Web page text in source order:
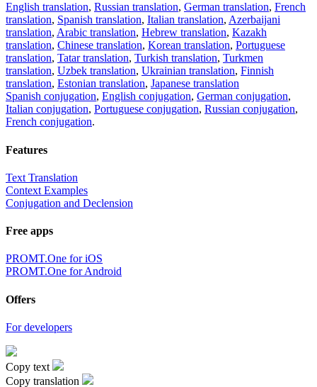
English translation, Russian translation, German translation, French
translation, Spanish translation, Italian translation, Azerbaijani
translation, Arabic translation, Hebrew translation, Kazakh
translation, Chinese translation, Korean translation, Portuguese
translation, Tatar translation, Turkish translation, Turkmen
translation, Uzbek translation, Ukrainian translation, Finnish
translation, Estonian translation, Japanese translation
Spanish conjugation, English conjugation, German conjugation,
Italian conjugation, Portuguese conjugation, Russian conjugation,
French conjugation.
Features
Text Translation
Context Examples
Conjugation and Declension
Free apps
PROMT.One for iOS
PROMT.One for Android
Offers
For developers
Copy text
Copy translation